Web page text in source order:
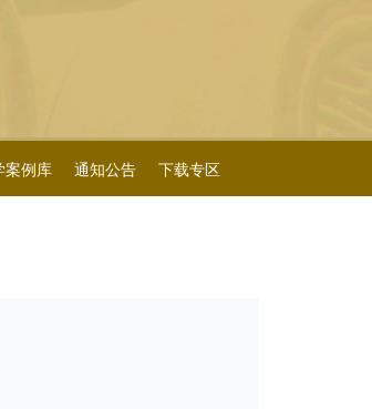
案例库 通知公告 下载专区